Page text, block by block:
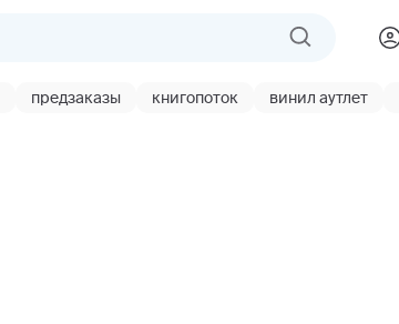
предзаказы книгопоток винил аутлет